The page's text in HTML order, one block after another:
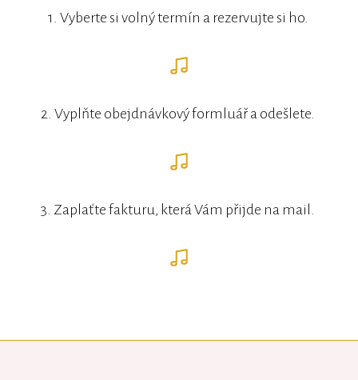
1. Vyberte si volný termín a rezervujte si ho.
2. Vyplňte obejdnávkový formluář a odešlete.
3. Zaplaťte fakturu, která Vám přijde na mail.